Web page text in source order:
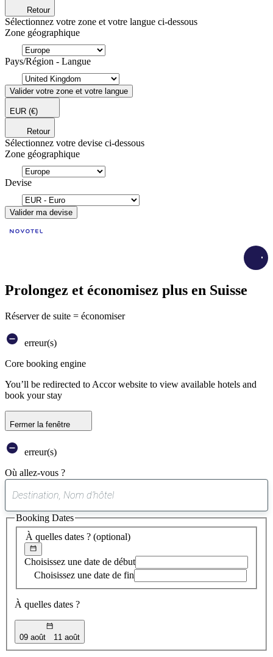
Retour
Sélectionnez votre zone et votre langue ci-dessous
Zone géographique
Pays/Région - Langue
Valider votre zone et votre langue
EUR (€)
Retour
Sélectionnez votre devise ci-dessous
Zone géographique
Devise
Valider ma devise
Prolongez et économisez plus en Suisse
Réserver de suite = économiser
erreur(s)
Core booking engine
You’ll be redirected to Accor website to view available hotels and
book your stay
Fermer la fenêtre
erreur(s)
Où allez-vous ?
suggestion
trouvée
À quelles dates ? (optional)
Choisissez une date de début
Choisissez une date de fin
À quelles dates ?
09 août 11 août
Booking Dates